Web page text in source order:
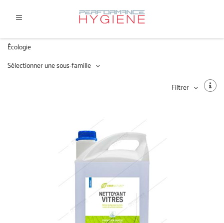
Écologie
Sélectionner une sous-famille
Filtrer